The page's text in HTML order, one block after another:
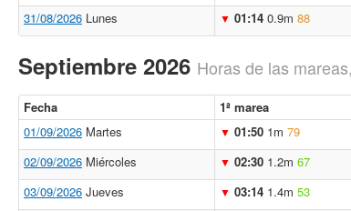
31/08/2026 Lunes ▼ 01:14 0.9m 88
Septiembre 2026 Horas de las
Fecha 1ª marea
01/09/2026 Martes ▼ 01:50 1m 79
02/09/2026 Miércoles ▼ 02:30 1.2m 67
03/09/2026 Jueves ▼ 03:14 1.4m 53